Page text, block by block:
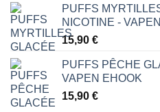
PUFFS
NICOTINE -
15,90 €
PUFFS PÊCHE
VAPEN EHOOK
15,90 €